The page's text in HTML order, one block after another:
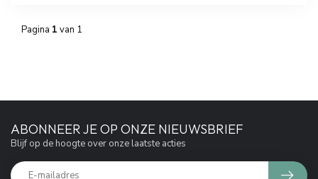
Pagina 1 van 1
ABONNEER JE OP ONZE NIEUWSBRIEF
Blijf op de hoogte over onze laatste acties